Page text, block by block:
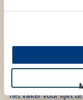
optreden zoals de
van het kraakbeen.
oorzaak hiervan is
het vaker voor lijkt te